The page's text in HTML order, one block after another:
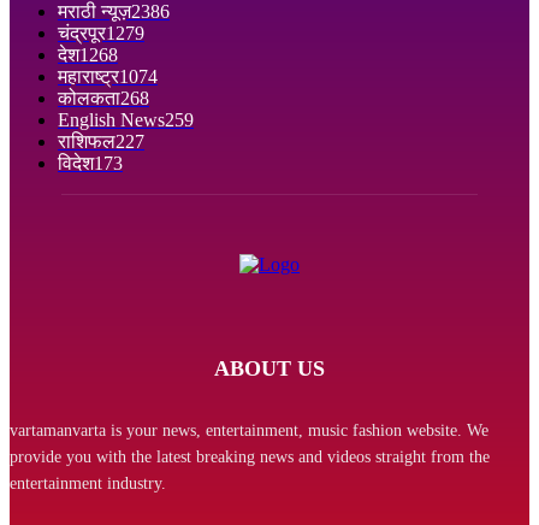
मराठी न्यूज़2386
चंद्रपूर1279
देश1268
महाराष्ट्र1074
कोलकता268
English News259
राशिफल227
विदेश173
ABOUT US
vartamanvarta is your news, entertainment, music fashion website. We
provide you with the latest breaking news and videos straight from the
entertainment industry.